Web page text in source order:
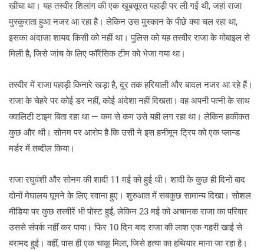
खींचा था। यह तस्वीर शिलांग की एक खूबसूरत पहाड़ी पर ली गई थी, जहां राजा
मुस्कुराता हुआ नजर आ रहा है। लेकिन उस मुस्कान के पीछे क्या चल रहा था,
इसका अंदाज़ा शायद किसी को नहीं था। पुलिस को यह तस्वीर राजा के मोबाइल से
मिली है, जिसे जांच के लिए फॉरेंसिक टीम को भेजा गया था।
तस्वीर में राजा पहाड़ी किनारे खड़ा है, दूर तक हरियाली और बादल नजर आ रहे हैं।
राजा के चेहरे पर कोई डर नहीं, कोई अंदेशा नहीं दिखता। वह अपनी पत्नी के साथ
क्वालिटी टाइम बिता रहा था — कम से कम उसे यही लग रहा था। लेकिन हकीकत
कुछ और थी। सोनम पर आरोप है कि उसी ने इस हनीमून ट्रिप को एक प्लान्ड
मर्डर में तब्दील किया।
राजा रघुवंशी और सोनम की शादी 11 मई को हुई थी। शादी के कुछ ही दिनों बाद
दोनों मेघालय घूमने के लिए रवाना हुए। शुरुआत में सबकुछ सामान्य दिखा। सोशल
मीडिया पर कुछ तस्वीरें भी पोस्ट हुईं, लेकिन 23 मई को अचानक राजा का परिवार
उससे संपर्क नहीं कर पाया। फिर 10 दिन बाद राजा की लाश एक गहरी खाई से
बरामद हुई। वहीं, पास ही एक चाकू मिला, जिसे हत्या का हथियार माना जा रहा है।